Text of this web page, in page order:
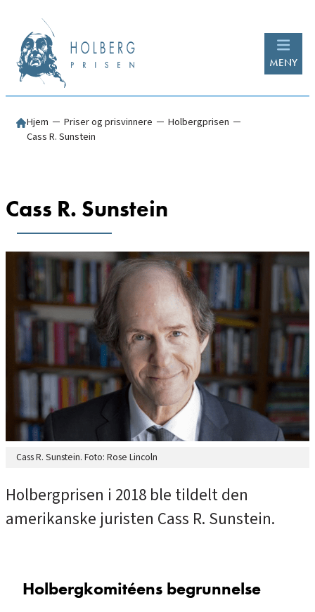
innhold
MENY
Hjem ─ Priser og prisvinnere ─ Holbergprisen ─
Cass R. Sunstein
Cass R. Sunstein
Cass R. Sunstein. Foto: Rose Lincoln
Holbergprisen i 2018 ble tildelt den
amerikanske juristen Cass R. Sunstein.
Holbergkomitéens begrunnelse